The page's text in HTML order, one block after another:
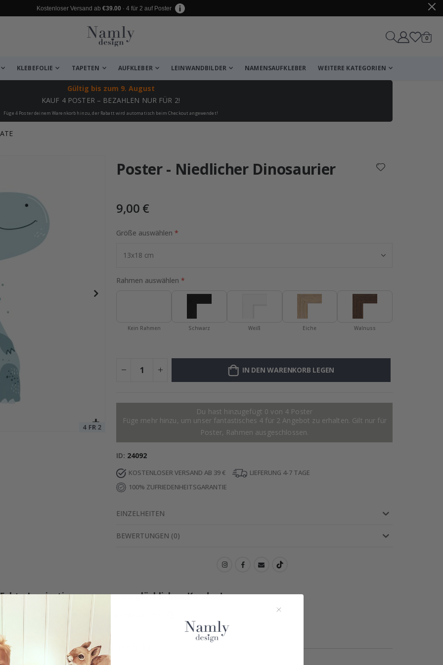
Kostenloser Versand ab €39.00 · 4 für 2 auf Poster
Wagen
0
KLEBEFOLIE TAPETEN AUFKLEBER LEINWANDBILDER NAMENSAUFKLEBER WEITERE KATEGORIEN
Gültig bis zum 9. August
KAUF 4 POSTER – BEZAHLEN NUR FÜR 2!
Füge 4 Poster deinem Warenkorb hinzu, der Rabatt wird automatisch beim Checkout angewendet!
Poster - Niedlicher Dinosaurier
9,00 €
Größe auswählen
Rahmen auswählen
Kein Rahmen Schwarz Weiß Eiche Walnuss
IN DEN WARENKORB LEGEN
Du hast hinzugefügt 0 von 4 Poster
Füge mehr hinzu, um unser fantastisches 4 für 2 Angebot zu erhalten. Gilt nur für
Poster, Rahmen ausgeschlossen.
ID 24092
KOSTENLOSER VERSAND AB 39 €
LIEFERUNG 4-7 TAGE
100% ZUFRIEDENHEITSGARANTIE
EINZELHEITEN
BEWERTUNGEN (0)
Inspiration von unseren glücklichen Kunden!
Teile dein Bild mit #namly_design
Ähnliche Produkte